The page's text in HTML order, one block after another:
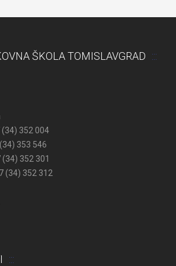
ŠKOLA TOMISLAVGRAD
352 004
353 546
352 301
(34) 352 312